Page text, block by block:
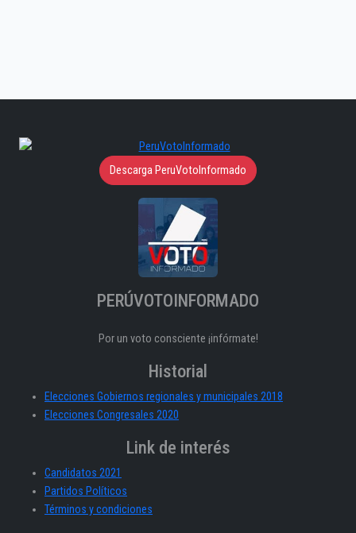
Descarga PeruVotoInformado
PERÚVOTOINFORMADO
Por un voto consciente ¡infórmate!
Historial
Elecciones Gobiernos regionales y municipales 2018
Elecciones Congresales 2020
Link de interés
Candidatos 2021
Partidos Políticos
Términos y condiciones